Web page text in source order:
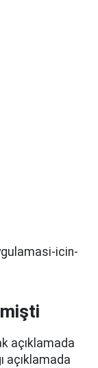
açıklamada
açıklamada